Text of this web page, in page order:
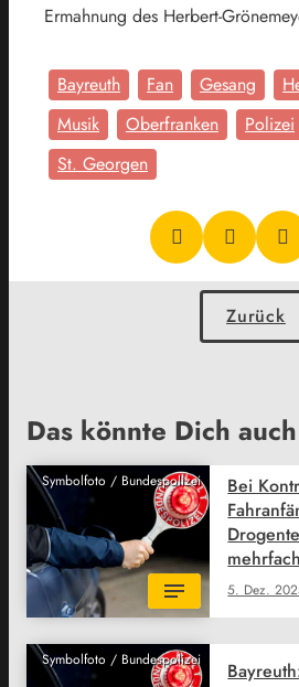
Ermahnung des Herbert-
Bayreuth Fan Gesang
Musik
Oberfranken Polizei
St. Georgen
Zurück
Das könnte Dich
Symbolfoto / Bundespolizei
5. Dez.
Bei
Symbolfoto / Bundespolizei